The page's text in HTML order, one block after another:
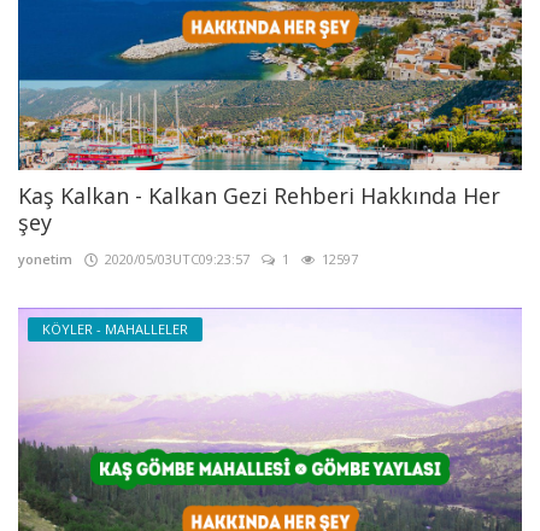
Kaş Kalkan - Kalkan Gezi Rehberi Hakkında Her
şey
yonetim 2020/05/03UTC09:23:57 1 12597
KÖYLER - MAHALLELER